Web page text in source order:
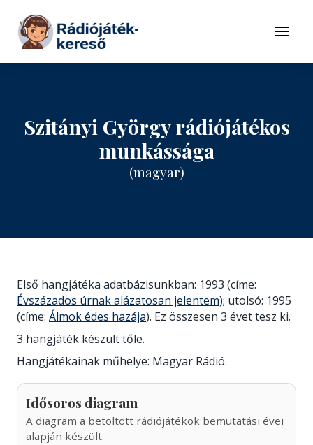
Tovább a tartalomhoz
Menü
Szitányi György rádiójátékos
munkássága
(magyar)
Első hangjátéka adatbázisunkban: 1993 (címe:
Évszázados úrnak alázatosan jelentem); utolsó: 1995
(címe: Álmok édes hazája). Ez összesen 3 évet tesz ki.
3 hangjáték készült tőle.
Hangjátékainak műhelye: Magyar Rádió.
Idősoros diagram
A diagram a betöltött rádiójátékok bemutatási évei
alapján készült.